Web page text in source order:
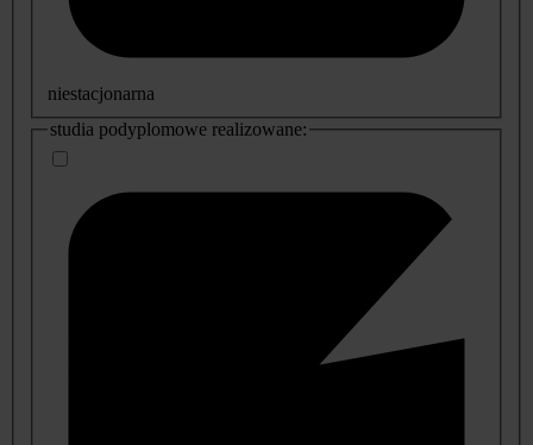
niestacjonarna
studia podyplomowe realizowane: